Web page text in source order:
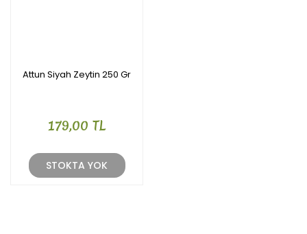
Attun Siyah Zeytin 250 Gr
179,00 TL
STOKTA YOK